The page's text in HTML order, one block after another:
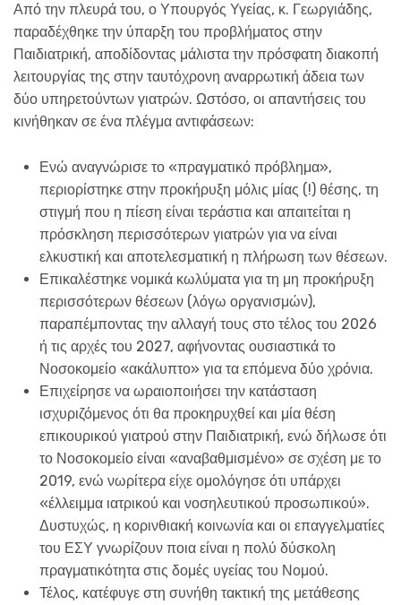
Από την πλευρά του, ο Υπουργός Υγείας, κ. Γεωργιάδης,
παραδέχθηκε την ύπαρξη του προβλήματος στην
Παιδιατρική, αποδίδοντας μάλιστα την πρόσφατη διακοπή
λειτουργίας της στην ταυτόχρονη αναρρωτική άδεια των
δύο υπηρετούντων γιατρών. Ωστόσο, οι απαντήσεις του
κινήθηκαν σε ένα πλέγμα αντιφάσεων:
Ενώ αναγνώρισε το «πραγματικό πρόβλημα»,
περιορίστηκε στην προκήρυξη μόλις μίας (!) θέσης, τη
στιγμή που η πίεση είναι τεράστια και απαιτείται η
πρόσκληση περισσότερων γιατρών για να είναι
ελκυστική και αποτελεσματική η πλήρωση των θέσεων.
Επικαλέστηκε νομικά κωλύματα για τη μη προκήρυξη
περισσότερων θέσεων (λόγω οργανισμών),
παραπέμποντας την αλλαγή τους στο τέλος του 2026
ή τις αρχές του 2027, αφήνοντας ουσιαστικά το
Νοσοκομείο «ακάλυπτο» για τα επόμενα δύο χρόνια.
Επιχείρησε να ωραιοποιήσει την κατάσταση
ισχυριζόμενος ότι θα προκηρυχθεί και μία θέση
επικουρικού γιατρού στην Παιδιατρική, ενώ δήλωσε ότι
το Νοσοκομείο είναι «αναβαθμισμένο» σε σχέση με το
2019, ενώ νωρίτερα είχε ομολόγησε ότι υπάρχει
«έλλειμμα ιατρικού και νοσηλευτικού προσωπικού».
Δυστυχώς, η κορινθιακή κοινωνία και οι επαγγελματίες
του ΕΣΥ γνωρίζουν ποια είναι η πολύ δύσκολη
πραγματικότητα στις δομές υγείας του Νομού.
Τέλος, κατέφυγε στη συνήθη τακτική της μετάθεσης